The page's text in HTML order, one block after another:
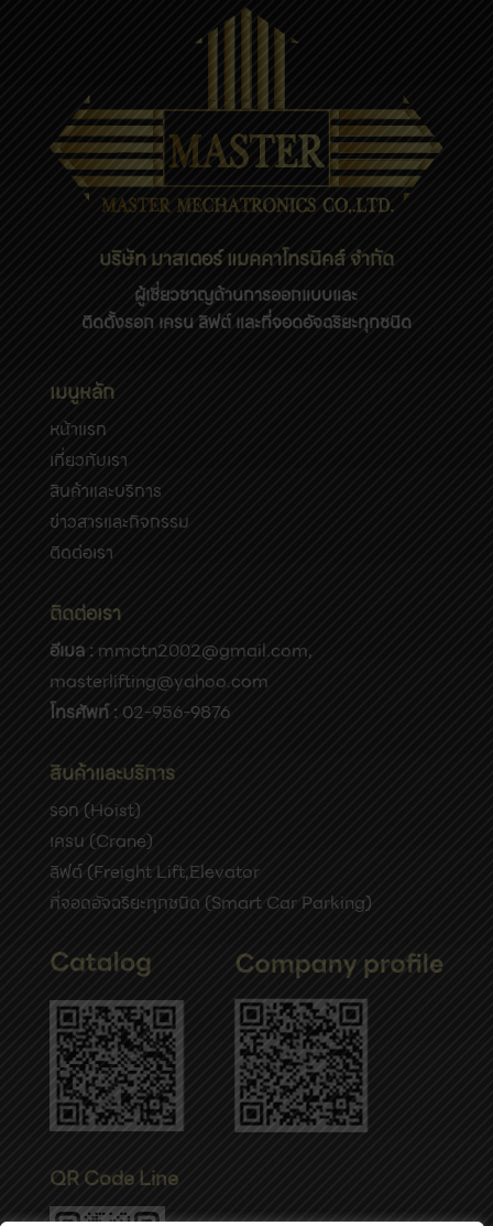
บริษัท มาสเตอร์ แมคคาโทรนิคส์ จำกัด
ผู้เชี่ยวชาญด้านการออกแบบและ
ติดตั้งรอก เครน ลิฟต์ และที่จอดอัจฉริยะทุกชนิด
เมนูหลัก
หน้าแรก
เกี่ยวกับเรา
สินค้าและบริการ
ข่าวสารและกิจกรรม
ติดต่อเรา
ติดต่อเรา
อีเมล : mmctn2002@gmail.com,
masterlifting@yahoo.com
โทรศัพท์ : 02-956-9876
สินค้าและบริการ
รอก (Hoist)
เครน (Crane)
ลิฟต์ (Freight Lift,Elevator
ที่จอดอัจฉริยะทุกชนิด (Smart Car Parking)
QR Code Line